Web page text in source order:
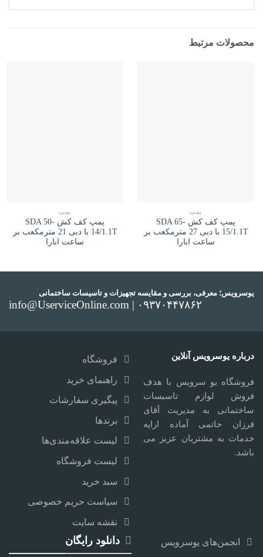
محصولات مرتبط
پمپ
پمپ کف کش SDA 65-
15/1.1T با دبی 27 مترمکعب بر
ساعت ابارا
پمپ
پمپ کف کش SDA 50-
14/1.1T با دبی 21 مترمکعب بر
ساعت ابارا
یوسرویس؛ معرفی، بررسی و مقایسه تجهیزات و تاسیسات ساختمانی
info@UserviceOnline.com | ۰۹۳۷۰۴۴۷۸۶۲
درباره یوسرویس آنلاین
فروشگاه یو سرویس با هدف
فروش لوازم تاسیسات
ساختمانی به مدیریت آقای
فرزان حاتمی آماده ارایه
خدمات به مشتریان عزیز می
باشد.
فروشگاه
راهنمای خرید
پیگیری سفارشات
برندها
لیست علاقه‌مندی‌ها
لیست فروشگاه
سبد خرید
سیاست حریم خصوصی
نقشه سایت
انجمن‌های یوسرویس دانلود رایگان